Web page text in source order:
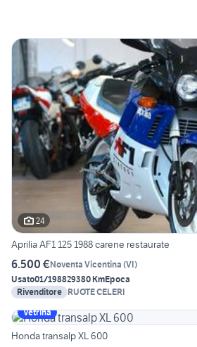
24
Aprilia AF1 125 1988 carene restaurate
6.500 €Noventa Vicentina (VI)
Usato01/198829380 KmEpoca
Rivenditore RUOTE CELERI
Vetrina
Honda transalp XL 600